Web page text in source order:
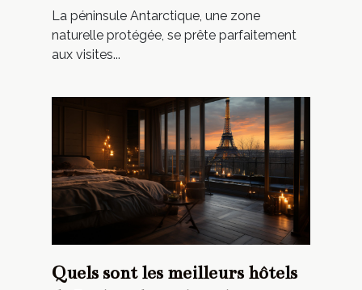
dans l'Antarctique ?
La péninsule Antarctique, une zone
naturelle protégée, se prête parfaitement
aux visites...
Quels sont les meilleurs hôtels